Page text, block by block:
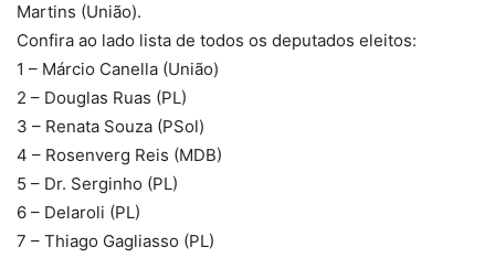
Martins (União).
Confira ao lado lista de todos os deputados eleitos:
1 – Márcio Canella (União)
2 – Douglas Ruas (PL)
3 – Renata Souza (PSol)
4 – Rosenverg Reis (MDB)
5 – Dr. Serginho (PL)
6 – Delaroli (PL)
7 – Thiago Gagliasso (PL)